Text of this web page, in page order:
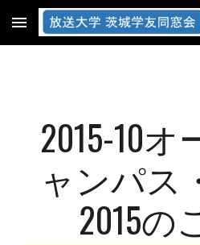
Skip to main content
2015-10
ャンパス
2015の